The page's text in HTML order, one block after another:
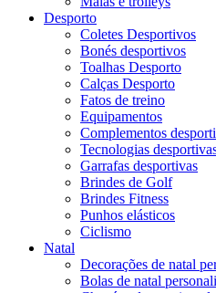
Desporto
Coletes Desportivos
Bonés desportivos
Toalhas Desporto
Calças Desporto
Fatos de treino
Equipamentos
Complementos
Tecnologias
Garrafas desportivas
Brindes de Golf
Brindes Fitness
Punhos elásticos
Ciclismo
Natal
Decorações de natal
Bolas de natal